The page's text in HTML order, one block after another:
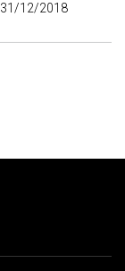
31/12/2018